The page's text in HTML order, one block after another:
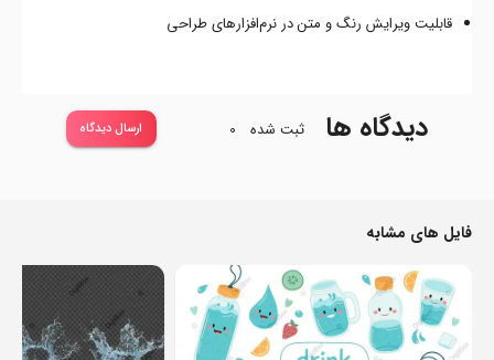
قابلیت ویرایش رنگ و متن در نرم‌افزارهای طراحی
دیدگاه ها ثبت شده 0 ارسال دیدگاه
فایل های مشابه